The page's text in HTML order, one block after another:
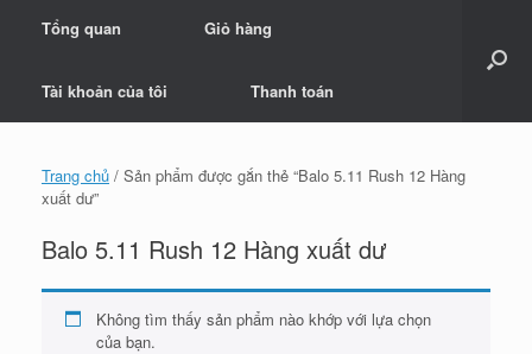
Tổng quan Giỏ hàng
Tài khoản của tôi Thanh toán
Trang chủ / Sản phẩm được gắn thẻ “Balo 5.11 Rush 12 Hàng
xuất dư”
Balo 5.11 Rush 12 Hàng xuất dư
Không tìm thấy sản phẩm nào khớp với lựa chọn
của bạn.